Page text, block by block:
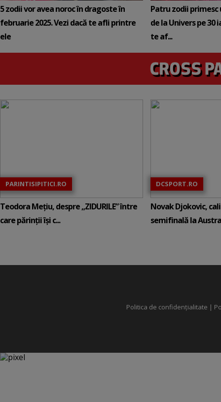
5 zodii vor avea noroc în dragoste în
februarie 2025. Vezi dacă te afli printre
ele
Patru zodii primesc
de la Univers pe 30
te af...
PARINTISIPITICI.RO
Teodora Mețiu, despre „ZIDURILE” între
care părinții își c...
DCSPORT.RO
Novak Djokovic,
semifinală la
Politica de confidențialitate |